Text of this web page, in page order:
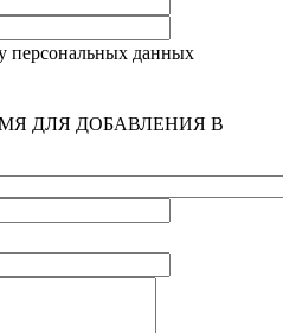
персональных данных
ДЛЯ ДОБАВЛЕНИЯ В